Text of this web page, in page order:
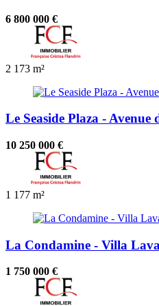
6 800 000 €
2 173 m²
Le Seaside Plaza - Avenue
10 250 000 €
1 177 m²
La Condamine - Villa
1 750 000 €